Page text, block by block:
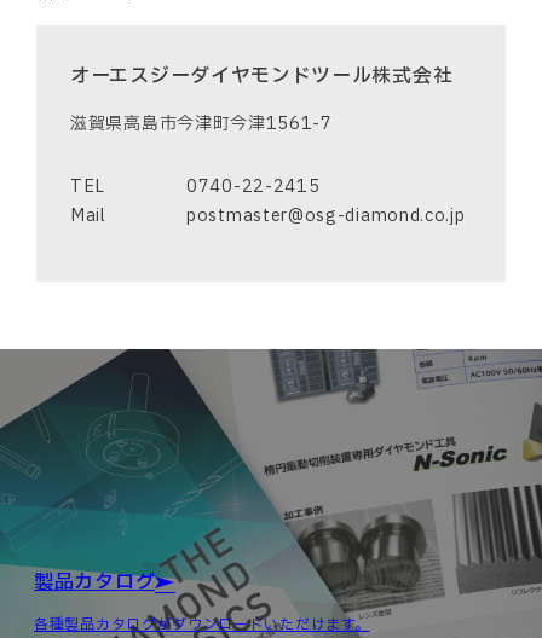
オーエスジーダイヤモンドツール株式会社
滋賀県高島市今津町今津1561-7
TEL
0740-22-2415
Mail
postmaster@osg-diamond.co.jp
製品カタログ
各種製品カタログがダウンロードいただけます。